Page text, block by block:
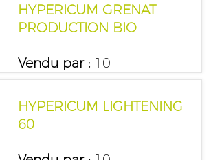
HYPERICUM GRENAT
PRODUCTION BIO
Vendu par :10
HYPERICUM LIGHTENING
60